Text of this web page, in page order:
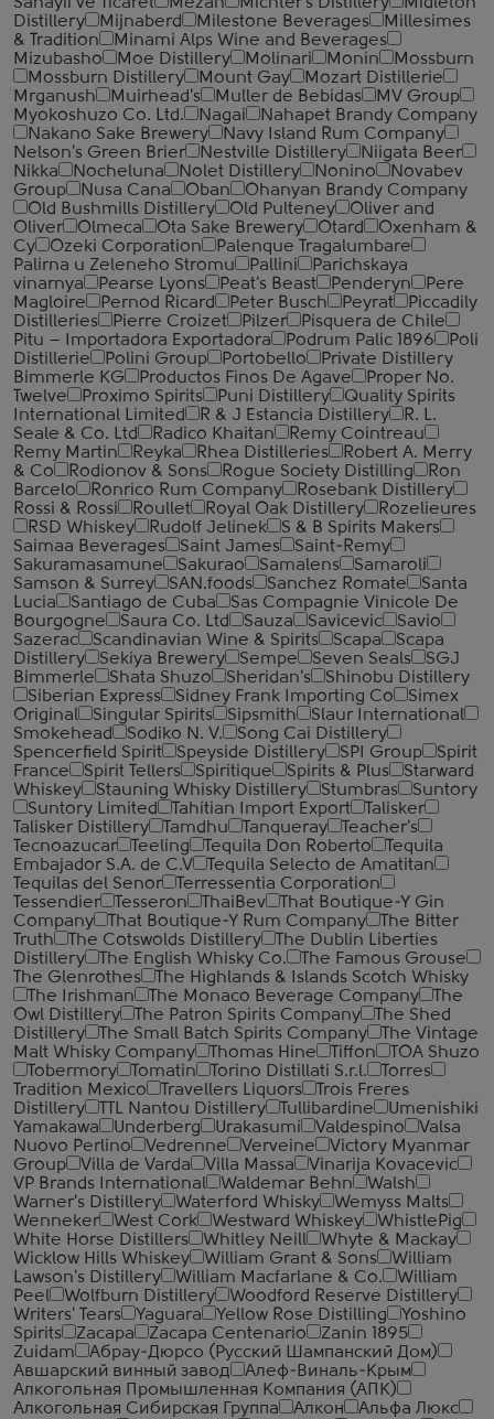
Distillery
Mijnaberd Milestone Beverages
Millesimes
& Tradition
Minami Alps Wine and Beverages
Mizubasho
Moe Distillery Molinari Monin
Mossburn
Mossburn Distillery
Mount Gay
Mozart Distillerie
Mrganush
Muirhead's Muller de Bebidas
MV Group
Myokoshuzo Co. Ltd.
Nagai
Nahapet Brandy Company
Nakano Sake Brewery
Navy Island Rum Company
Nelson's Green Brier
Nestville Distillery
Niigata Beer
Nikka
Nocheluna Nolet Distillery Nonino
Novabev
Group
Nusa Cana Oban
Ohanyan Brandy Company
Old Bushmills Distillery
Old Pulteney
Oliver and
Oliver
Olmeca Ota Sake Brewery Otard
Oxenham &
Cy
Ozeki Corporation
Palenque Tragalumbare
Palirna u Zeleneho Stromu
Pallini
Parichskaya
vinarnya
Pearse Lyons Peat's Beast Penderyn
Pere
Magloire
Pernod Ricard Peter Busch Peyrat
Piccadily
Distilleries
Pierre Croizet Pilzer
Pisquera de Chile
Pitu – Importadora Exportadora
Podrum Palic 1896
Poli
Distillerie
Polini Group Portobello
Private Distillery
Bimmerle KG
Productos Finos De Agave
Proper No.
Twelve
Proximo Spirits Puni Distillery
Quality Spirits
International Limited
R & J Estancia Distillery
R. L.
Seale & Co. Ltd
Radico Khaitan
Remy Cointreau
Remy Martin
Reyka Rhea Distilleries
Robert A. Merry
& Co
Rodionov & Sons Rogue Society Distilling
Ron
Barcelo
Ronrico Rum Company
Rosebank Distillery
Rossi & Rossi
Roullet Royal Oak Distillery
Rozelieures
RSD Whiskey
Rudolf Jelinek
S & B Spirits Makers
Saimaa Beverages
Saint James
Saint-Remy
Sakuramasamune
Sakurao Samalens
Samaroli
Samson & Surrey
SAN.foods Sanchez Romate
Santa
Lucia
Santiago de Cuba
Sas Compagnie Vinicole De
Bourgogne
Saura Co. Ltd Sauza Savicevic
Savio
Sazerac
Scandinavian Wine & Spirits Scapa
Scapa
Distillery
Sekiya Brewery Sempe Seven Seals
SGJ
Bimmerle
Shata Shuzo Sheridan's
Shinobu Distillery
Siberian Express
Sidney Frank Importing Co
Simex
Original
Singular Spirits Sipsmith
Slaur International
Smokehead
Sodiko N. V.
Song Cai Distillery
Spencerfield Spirit
Speyside Distillery SPI Group
Spirit
France
Spirit Tellers Spiritique Spirits & Plus
Starward
Whiskey
Stauning Whisky Distillery Stumbras
Suntory
Suntory Limited
Tahitian Import Export
Talisker
Talisker Distillery
Tamdhu Tanqueray
Teacher's
Tecnoazucar
Teeling Tequila Don Roberto
Tequila
Embajador S.A. de C.V
Tequila Selecto de Amatitan
Tequilas del Senor
Terressentia Corporation
Tessendier
Tesseron ThaiBev
That Boutique-Y Gin
Company
That Boutique-Y Rum Company
The Bitter
Truth
The Cotswolds Distillery
The Dublin Liberties
Distillery
The English Whisky Co.
The Famous Grouse
The Glenrothes
The Highlands & Islands Scotch Whisky
The Irishman
The Monaco Beverage Company
The
Owl Distillery
The Patron Spirits Company
The Shed
Distillery
The Small Batch Spirits Company
The Vintage
Malt Whisky Company
Thomas Hine Tiffon
TOA Shuzo
Tobermory
Tomatin Torino Distillati S.r.l.
Torres
Tradition Mexico
Travellers Liquors
Trois Freres
Distillery
TTL Nantou Distillery Tullibardine
Umenishiki
Yamakawa
Underberg Urakasumi Valdespino
Valsa
Nuovo Perlino
Vedrenne Verveine
Victory Myanmar
Group
Villa de Varda Villa Massa
Vinarija Kovacevic
VP Brands International
Waldemar Behn
Walsh
Warner's Distillery
Waterford Whisky
Wemyss Malts
Wenneker
West Cork Westward Whiskey
WhistlePig
White Horse Distillers
Whitley Neill
Whyte & Mackay
Wicklow Hills Whiskey
William Grant & Sons
William
Lawson's Distillery
William Macfarlane & Co.
William
Peel
Wolfburn Distillery
Woodford Reserve Distillery
Writers' Tears
Yaguara Yellow Rose Distilling
Yoshino
Spirits
Zacapa Zacapa Centenario
Zanin 1895
Zuidam
Абрау-Дюрсо (Русский Шампанский Дом)
Авшарский винный завод
Алеф-Виналь-Крым
Алкогольная Промышленная Компания (АПК)
Алкогольная Сибирская Группа
Алкон Альфа Люкс